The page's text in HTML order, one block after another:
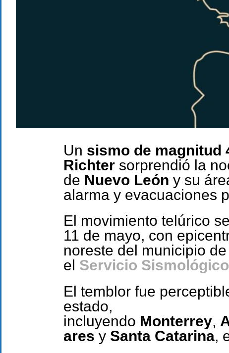
Un sismo de magnitud
Richter sorprendió la
de Nuevo León y su
alarma y evacuaciones
El movimiento telúrico
11 de mayo, con
noreste del municipio de
el Servicio
El temblor fue
estado,
incluyendo Monterrey,
ares y Santa Catarina,